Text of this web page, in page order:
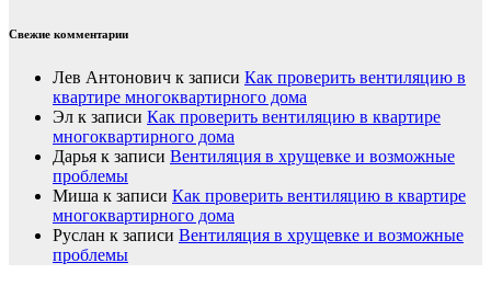
Свежие комментарии
Лев Антонович к записи Как проверить вентиляцию в
квартире многоквартирного дома
Эл к записи Как проверить вентиляцию в квартире
многоквартирного дома
Дарья к записи Вентиляция в хрущевке и возможные
проблемы
Миша к записи Как проверить вентиляцию в квартире
многоквартирного дома
Руслан к записи Вентиляция в хрущевке и возможные
проблемы